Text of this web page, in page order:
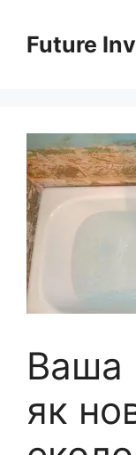
вмістуFuture
Ваша
як